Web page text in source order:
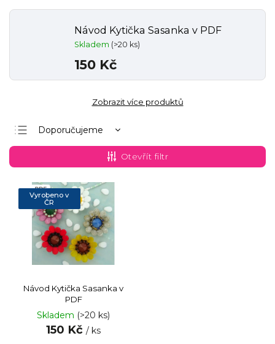
Návod Kytička Sasanka v PDF
Skladem (>20 ks)
150 Kč
Zobrazit více produktů
Doporučujeme
Nejlevnější
Nejdražší
Nejprodávanější
Abecedně
Otevřít filtr
Vyrobeno v
ČR
Návod Kytička Sasanka v
PDF
Skladem (>20 ks)
150 Kč / ks